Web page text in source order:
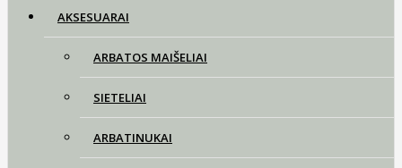
AKSESUARAI
ARBATOS MAIŠELIAI
SIETELIAI
ARBATINUKAI